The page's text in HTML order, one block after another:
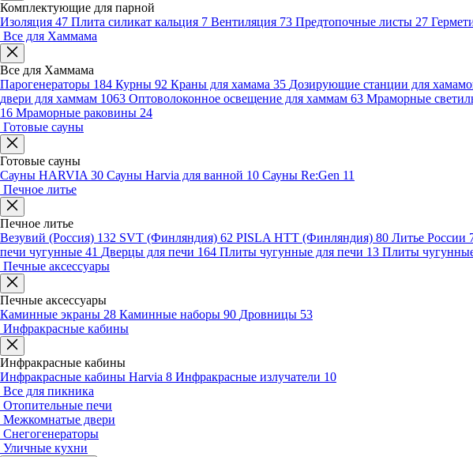
Комплектующие для парной
Изоляция 47 Плита силикат кальция 7 Вентиляция 73 Предтопочные листы 27
Все для Хаммама
Все для Хаммама
Парогенераторы 184 Курны 92 Краны для хамама 35 Дозирующие станции для
двери для хаммам 1063 Оптоволоконное освещение для хаммам 63 Мраморные
16 Мраморные раковины 24
Готовые сауны
Готовые сауны
Сауны HARVIA 30 Сауны Harvia для ванной 10 Сауны Re:Gen 11
Печное литье
Печное литье
Везувий (Россия) 132 SVT (Финляндия) 62 PISLA HTT (Финляндия) 80 Литье России
печи чугунные 41 Дверцы для печи 164 Плиты чугунные для печи 13 Плиты
Печные аксессуары
Печные аксессуары
Каминные экраны 28 Каминные наборы 90 Дровницы 53
Инфракрасные кабины
Инфракрасные кабины
Инфракрасные кабины Harvia 8 Инфракрасные излучатели 10
Все для пикника
Отопительные печи
Межкомнатые двери
Снегогенераторы
Уличные кухни